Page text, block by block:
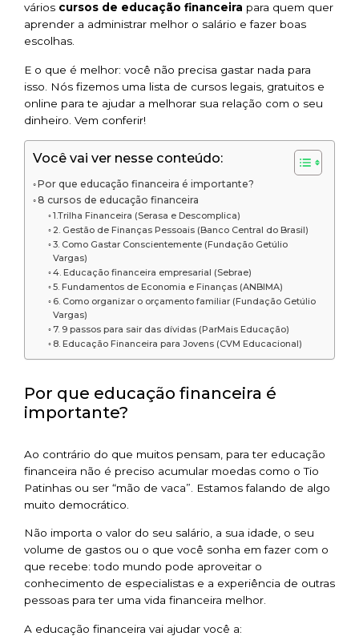
vários cursos de educação financeira para quem quer
aprender a administrar melhor o salário e fazer boas
escolhas.
E o que é melhor: você não precisa gastar nada para
isso. Nós fizemos uma lista de cursos legais, gratuitos e
online para te ajudar a melhorar sua relação com o seu
dinheiro. Vem conferir!
Você vai ver nesse conteúdo:
Por que educação financeira é importante?
8 cursos de educação financeira
1.Trilha Financeira (Serasa e Descomplica)
2. Gestão de Finanças Pessoais (Banco Central do Brasil)
3. Como Gastar Conscientemente (Fundação Getúlio
Vargas)
4. Educação financeira empresarial (Sebrae)
5. Fundamentos de Economia e Finanças (ANBIMA)
6. Como organizar o orçamento familiar (Fundação Getúlio
Vargas)
7. 9 passos para sair das dívidas (ParMais Educação)
8. Educação Financeira para Jovens (CVM Educacional)
Por que educação financeira é
importante?
Ao contrário do que muitos pensam, para ter educação
financeira não é preciso acumular moedas como o Tio
Patinhas ou ser “mão de vaca”. Estamos falando de algo
muito democrático.
Não importa o valor do seu salário, a sua idade, o seu
volume de gastos ou o que você sonha em fazer com o
que recebe: todo mundo pode aproveitar o
conhecimento de especialistas e a experiência de outras
pessoas para ter uma vida financeira melhor.
A educação financeira vai ajudar você a: